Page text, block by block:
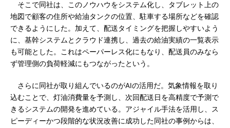
そこで同社は、このノウハウをシステム化し、タブレット上の
地図で顧客の住所や給油タンクの位置、駐車する場所などを確認
できるようにした。加えて、配送タイミングを把握しやすいよう
に、基幹システムとクラウド連携し、過去の給油実績の一覧表示
も可能とした。これはペーパーレス化にもなり、配送員のみなら
ず管理側の負荷軽減にもつながったという。
さらに同社が取り組んでいるのがAIの活用だ。気象情報を取り
込むことで、灯油消費量を予測し、次回配送日を高精度で予測で
きるシステムの開発を進めている。アジャイル手法を活用し、ス
ピーディーかつ段階的な状況改善に成功した同社の事例からは、